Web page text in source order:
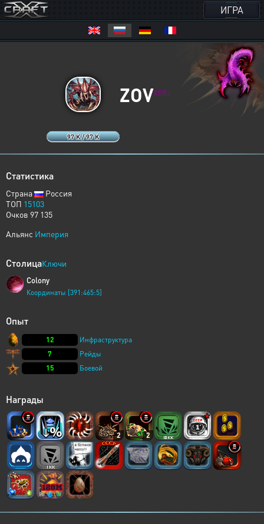
ИГРА
97 K / 97 K
ZOVXERJ
Статистика
Страна
Россия
ТОП 15103
Очков 97 135
Альянс Империя
СтолицаКлючи
Colony
Координаты [391:465:5]
Опыт
12
Инфраструктура
7
Рейды
15
Боевой
Награды
2 2